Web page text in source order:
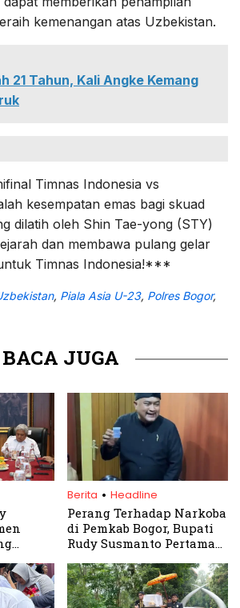
kemenangan atas Uzbekistan.
21 Tahun, Kali Angke Kemang
Timnas Indonesia vs
kesempatan emas bagi skuad
dilatih oleh Shin Tae-yong (STY)
dan membawa pulang gelar
Timnas Indonesia!***
, Piala Asia U-23, Polres Bogor,
BACA JUGA
Hulu
Berita . Headline
Perang Terhadap Narkoba
di Pemkab Bogor, Bupati
Rudy Susmanto Pertama